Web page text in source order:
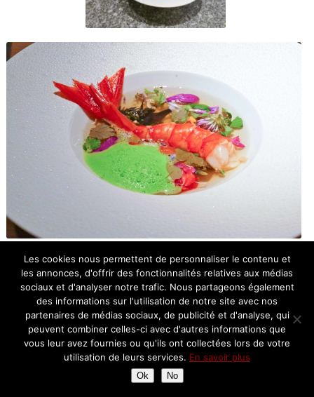
Gambas rouge de Méditerranée : tapis végétal, bouillon aux racines
d’épiacées et chlorophylle d’alliaire
Alors là, le visuel est très engageant, cette gambas écarlate fait
pétiller les yeux, la chair cuite par le bouillon est d’une délicatesse
extrême, et cette décoction dégage des parfums et des saveurs
Les cookies nous permettent de personnaliser le contenu et
les annonces, d'offrir des fonctionnalités relatives aux médias
sociaux et d'analyser notre trafic. Nous partageons également
des informations sur l'utilisation de notre site avec nos
partenaires de médias sociaux, de publicité et d'analyse, qui
peuvent combiner celles-ci avec d'autres informations que
vous leur avez fournies ou qu'ils ont collectées lors de votre
utilisation de leurs services. En savoir plus
Ok No